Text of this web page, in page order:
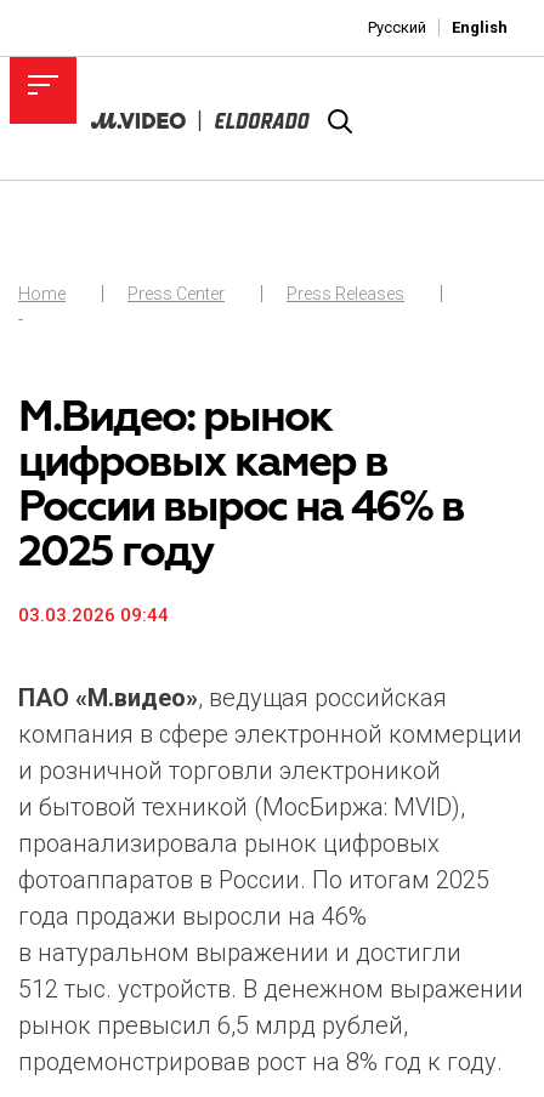
Русский English
Home Press Center
Press Releases
-
М.Видео: рынок
цифровых камер в
России вырос на 46% в
2025 году
03.03.2026 09:44
ПАО «М.видео», ведущая российская
компания в сфере электронной коммерции
и розничной торговли электроникой
и бытовой техникой (МосБиржа: MVID),
проанализировала рынок цифровых
фотоаппаратов в России. По итогам 2025
года продажи выросли на 46%
в натуральном выражении и достигли
512 тыс. устройств. В денежном выражении
рынок превысил 6,5 млрд рублей,
продемонстрировав рост на 8% год к году.